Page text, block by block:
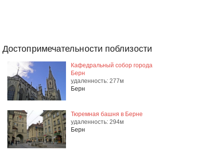
Достопримечательности поблизости
Кафедральный собор города
Берн
удаленность: 277м
Берн
Тюремная башня в Берне
удаленность: 294м
Берн